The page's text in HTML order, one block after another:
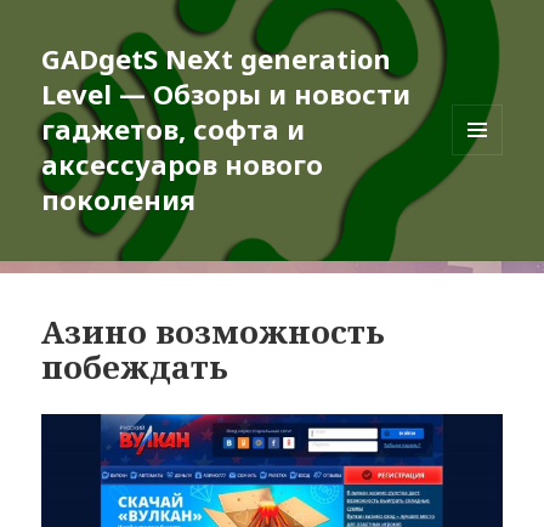
GADgetS NeXt generation
Level — Обзоры и новости
гаджетов, софта и
аксессуаров нового
поколения
МЕНЮ
Азино возможность
побеждать